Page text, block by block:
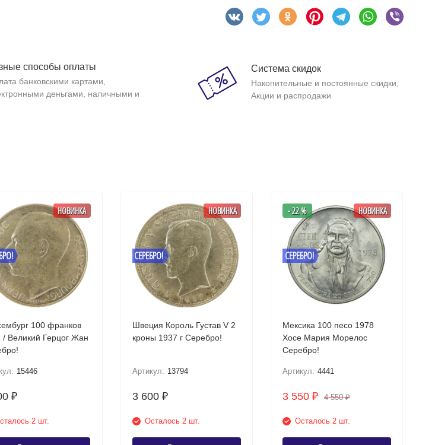
способы оплаты
банковскими картами,
деньгами, наличными и
Система скидок
Накопительные и постоянные скидки,
Акции и распродажи
НОВИНКА
100 франков
/ Великий Герцог Жан
15446
₽
2 шт.
СЕРЕБРО!
НОВИНКА
Швеция Король Густав V 2
кроны 1937 г Серебро!
Артикул: 13794
3 600 ₽
Осталось 2 шт.
СЕРЕБРО!
- 22 % НОВИНКА
Мексика 100 песо 1978
Хосе Мария Морелос
Серебро!
Артикул: 4441
3 550₽ 4 550₽
Осталось 2 шт.